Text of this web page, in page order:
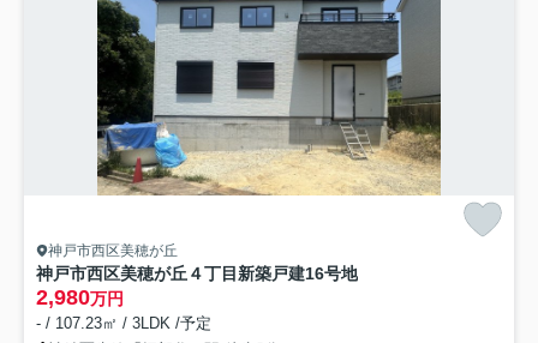
神戸市西区美穂が丘
神戸市西区美穂が丘４丁目新築戸建16号地
2,980万円
- / 107.23㎡ / 3LDK /予定